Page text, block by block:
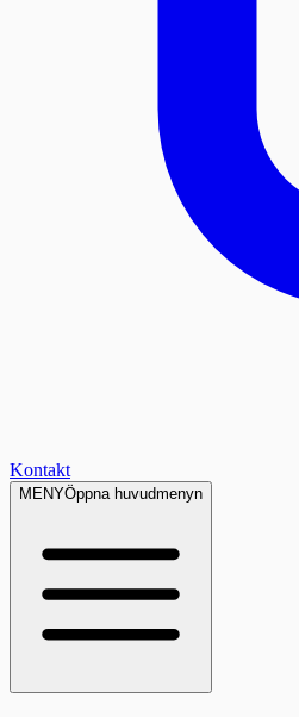
Kontakt
MENYÖppna huvudmenyn